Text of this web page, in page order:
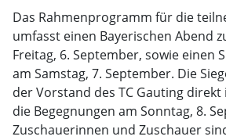
Das Rahmenprogramm für die
umfasst einen Bayerischen Abend
Freitag, 6. September, sowie einen
am Samstag, 7. September. Die
der Vorstand des TC Gauting direkt
die Begegnungen am Sonntag, 8.
Zuschauerinnen und Zuschauer